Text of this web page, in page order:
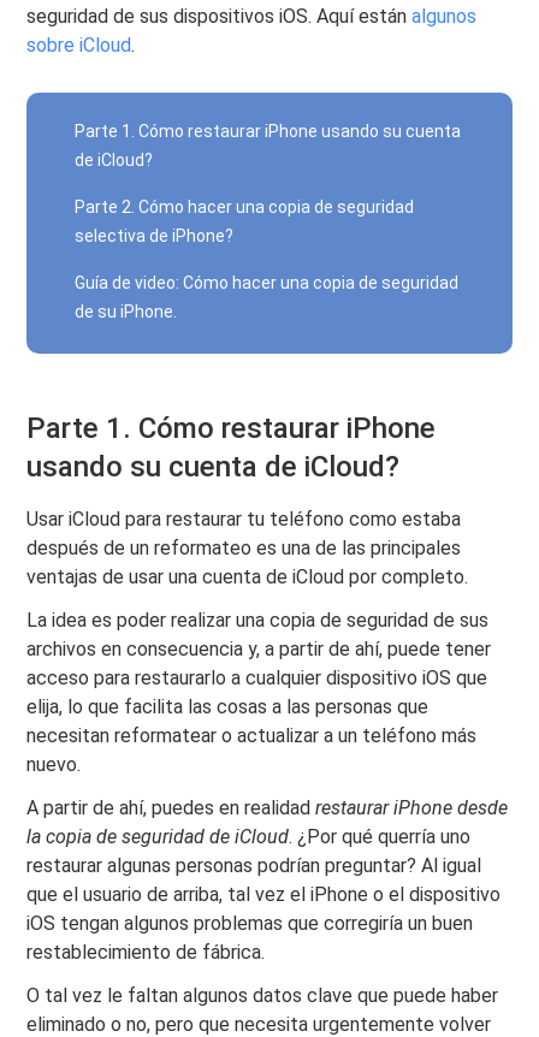
seguridad de sus dispositivos iOS. Aquí estánalgunos
sobre iCloud.
Parte 1. Cómo restaurar iPhone usando su cuenta
de iCloud?
Parte 2. Cómo hacer una copia de seguridad
selectiva de iPhone?
Guía de video: Cómo hacer una copia de seguridad
de su iPhone.
Parte 1. Cómo restaurar iPhone
usando su cuenta de iCloud?
Usar iCloud para restaurar tu teléfono como estaba
después de un reformateo es una de las principales
ventajas de usar una cuenta de iCloud por completo.
La idea es poder realizar una copia de seguridad de sus
archivos en consecuencia y, a partir de ahí, puede tener
acceso para restaurarlo a cualquier dispositivo iOS que
elija, lo que facilita las cosas a las personas que
necesitan reformatear o actualizar a un teléfono más
nuevo.
A partir de ahí, puedes en realidad restaurar iPhone desde
la copia de seguridad de iCloud. ¿Por qué querría uno
restaurar algunas personas podrían preguntar? Al igual
que el usuario de arriba, tal vez el iPhone o el dispositivo
iOS tengan algunos problemas que corregiría un buen
restablecimiento de fábrica.
O tal vez le faltan algunos datos clave que puede haber
eliminado o no, pero que necesita urgentemente volver